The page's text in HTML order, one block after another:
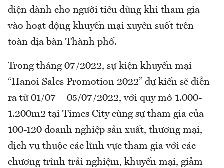
diện dành cho người tiêu dùng khi tham gia
vào hoạt động khuyến mại xuyên suốt trên
toàn địa bàn Thành phố.
Trong tháng 07/2022, sự kiện khuyến mại
“Hanoi Sales Promotion 2022” dự kiến sẽ diễn
ra từ 01/07 – 05/07/2022, với quy mô 1.000-
1.200m2 tại Times City cùng sự tham gia của
100-120 doanh nghiệp sản xuất, thương mại,
dịch vụ thuộc các lĩnh vực tham gia với các
chương trình trải nghiệm, khuyến mại, giảm